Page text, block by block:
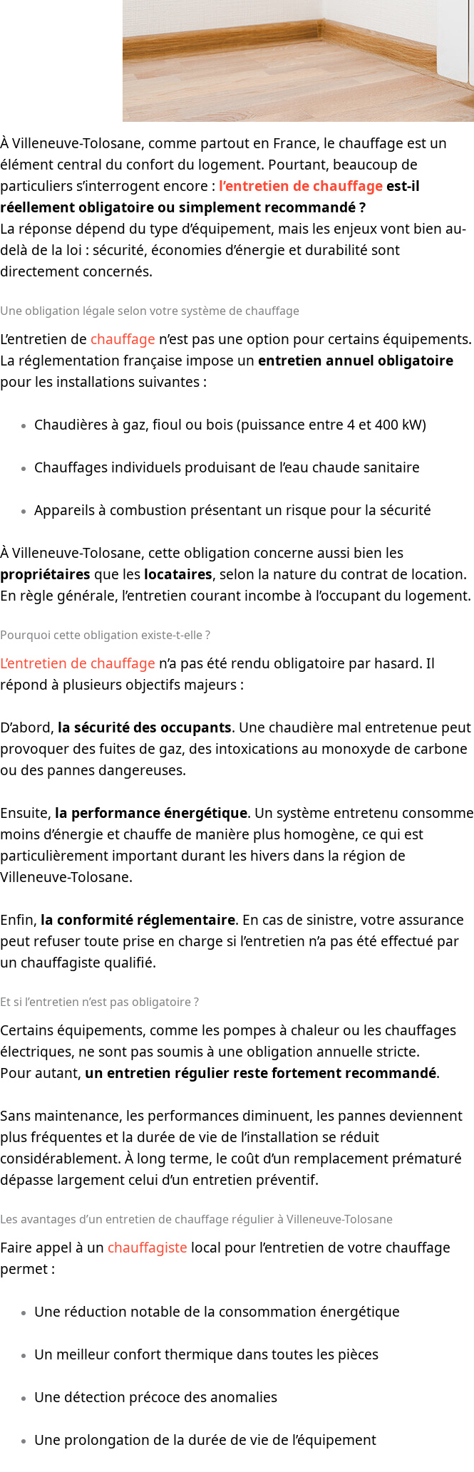
À Villeneuve-Tolosane, comme partout en France, le chauffage est un
élément central du confort du logement. Pourtant, beaucoup de
particuliers s’interrogent encore : l’entretien de chauffageest-il
réellement obligatoire ou simplement recommandé ?
La réponse dépend du type d’équipement, mais les enjeux vont bien au-
delà de la loi : sécurité, économies d’énergie et durabilité sont
directement concernés.
Une obligation légale selon votre système de chauffage
L’entretien de chauffage n’est pas une option pour certains équipements.
La réglementation française impose un entretien annuel obligatoire
pour les installations suivantes :
Chaudières à gaz, fioul ou bois (puissance entre 4 et 400 kW)
Chauffages individuels produisant de l’eau chaude sanitaire
Appareils à combustion présentant un risque pour la sécurité
À Villeneuve-Tolosane, cette obligation concerne aussi bien les
propriétaires que les locataires, selon la nature du contrat de location.
En règle générale, l’entretien courant incombe à l’occupant du logement.
Pourquoi cette obligation existe-t-elle ?
L’entretien de chauffage n’a pas été rendu obligatoire par hasard. Il
répond à plusieurs objectifs majeurs :
D’abord, la sécurité des occupants. Une chaudière mal entretenue peut
provoquer des fuites de gaz, des intoxications au monoxyde de carbone
ou des pannes dangereuses.
Ensuite, la performance énergétique. Un système entretenu consomme
moins d’énergie et chauffe de manière plus homogène, ce qui est
particulièrement important durant les hivers dans la région de
Villeneuve-Tolosane.
Enfin, la conformité réglementaire. En cas de sinistre, votre assurance
peut refuser toute prise en charge si l’entretien n’a pas été effectué par
un chauffagiste qualifié.
Et si l’entretien n’est pas obligatoire ?
Certains équipements, comme les pompes à chaleur ou les chauffages
électriques, ne sont pas soumis à une obligation annuelle stricte.
Pour autant, un entretien régulier reste fortement recommandé.
Sans maintenance, les performances diminuent, les pannes deviennent
plus fréquentes et la durée de vie de l’installation se réduit
considérablement. À long terme, le coût d’un remplacement prématuré
dépasse largement celui d’un entretien préventif.
Les avantages d’un entretien de chauffage régulier à Villeneuve-Tolosane
Faire appel à un chauffagiste local pour l’entretien de votre chauffage
permet :
Une réduction notable de la consommation énergétique
Un meilleur confort thermique dans toutes les pièces
Une détection précoce des anomalies
Une prolongation de la durée de vie de l’équipement